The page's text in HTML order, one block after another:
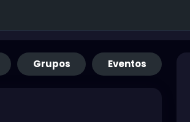
Grupos Eventos